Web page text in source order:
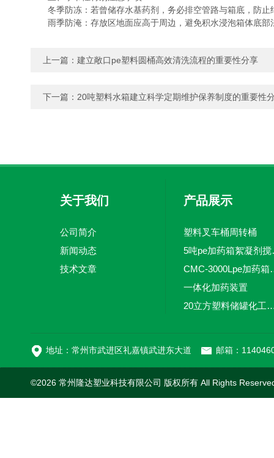
冬季防冻：若曾储存水基药剂，务必排空管路与箱底，防止
雨季防淹：存放区地面应高于周边，避免积水浸泡箱体底部
上一篇： 建立敞口pe塑料圆桶高效清洗流程的重要性分享
下一篇： 20吨塑料水箱建立科学定期维护保养制度的重要性
关于我们
公司简介
新闻动态
技术文章
产品展示
塑料叉车桶周转桶
5吨pe
CMC-
一体化加药装置
20立方塑料储罐化工储
地址：常州市武进区礼嘉镇武进东大道 邮箱：
©2026 常州隆达塑业科技有限公司 版权所有 All Rights